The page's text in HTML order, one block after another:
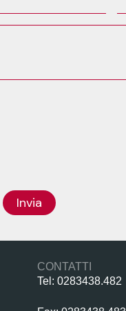
Invia
CONTATTI
Tel: 0283438.482